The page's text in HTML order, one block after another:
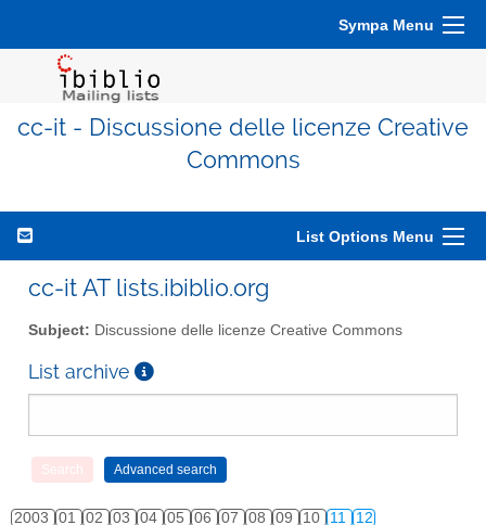
Sympa Menu
cc-it - Discussione delle licenze Creative
Commons
List Options Menu
cc-it AT lists.ibiblio.org
Subject: Discussione delle licenze Creative Commons
List archive
2003 01 02 03 04 05 06 07 08 09 10 11 12